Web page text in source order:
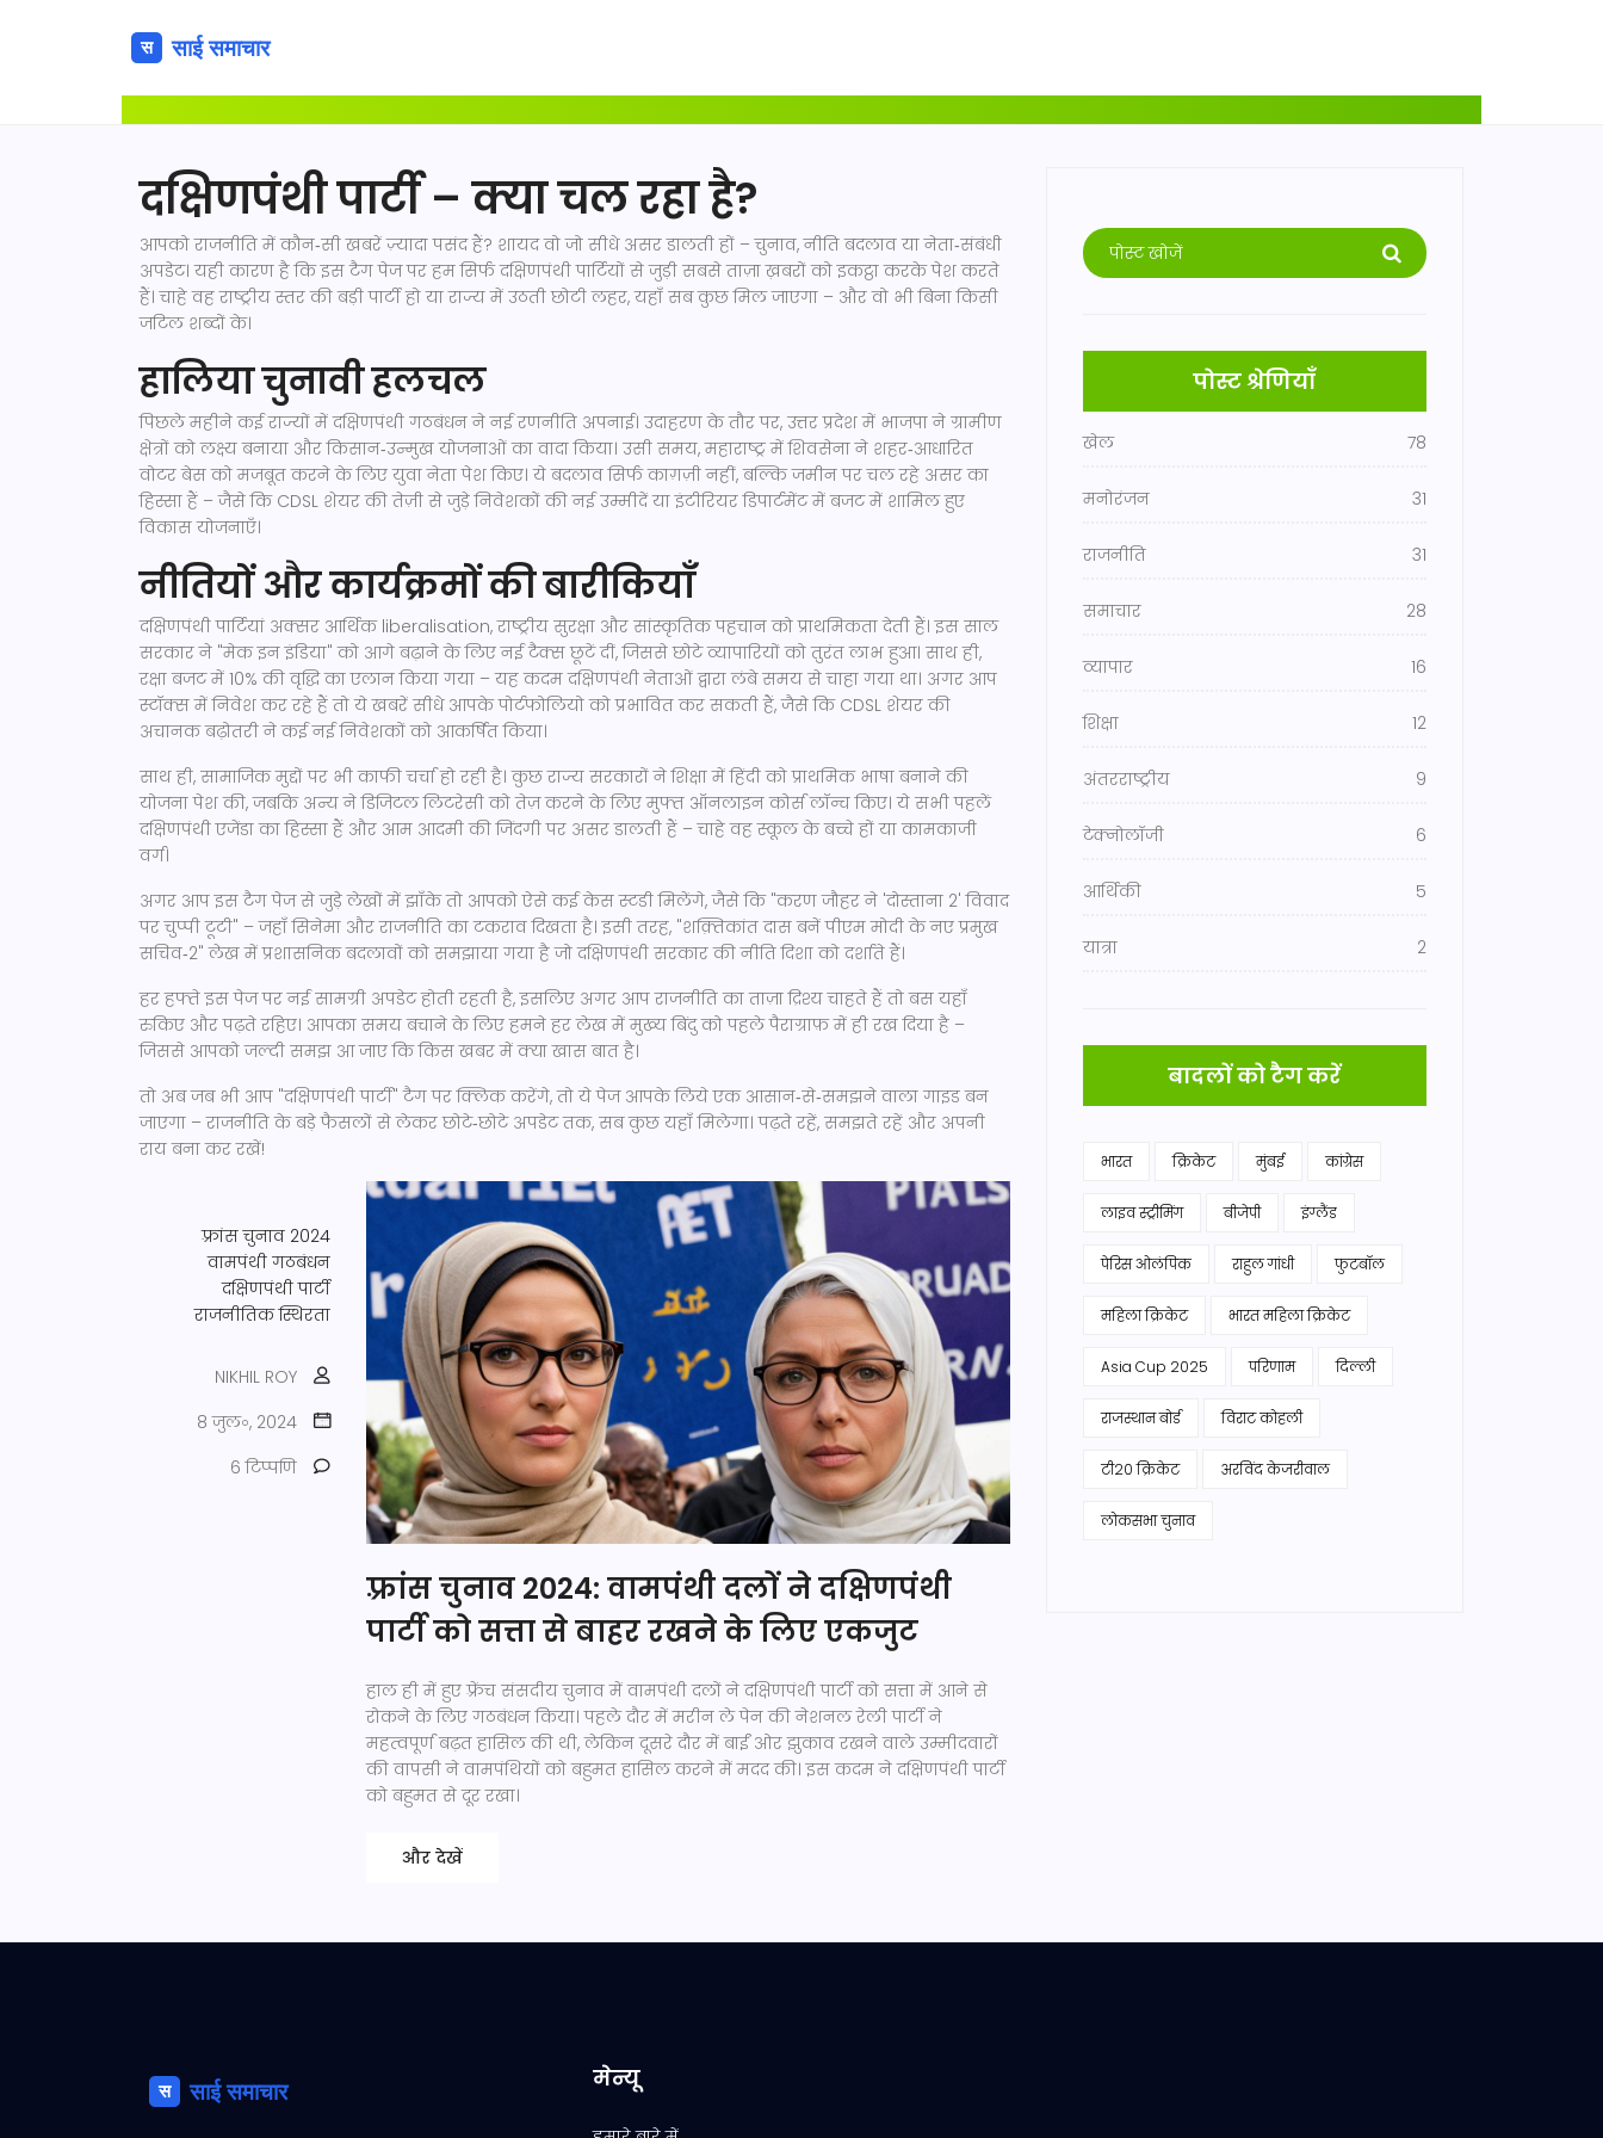
दक्षिणपंथी पार्टी – क्या चल रहा है?
आपको राजनीति में कौन‑सी खबरें ज़्यादा पसंद हैं? शायद वो जो सीधे असर डालती हों – चुनाव, नीति बदलाव या नेता‑संबंधी
अपडेट। यही कारण है कि इस टैग पेज पर हम सिर्फ दक्षिणपंथी पार्टियों से जुड़ी सबसे ताज़ा ख़बरों को इकट्ठा करके पेश करते
हैं। चाहे वह राष्ट्रीय स्तर की बड़ी पार्टी हो या राज्य में उठती छोटी लहर, यहाँ सब कुछ मिल जाएगा – और वो भी बिना किसी
जटिल शब्दों के।
हालिया चुनावी हलचल
पिछले महीने कई राज्यों में दक्षिणपंथी गठबंधन ने नई रणनीति अपनाई। उदाहरण के तौर पर, उत्तर प्रदेश में भाजपा ने ग्रामीण
क्षेत्रों को लक्ष्य बनाया और किसान‑उन्मुख योजनाओं का वादा किया। उसी समय, महाराष्ट्र में शिवसेना ने शहर‑आधारित
वोटर बेस को मजबूत करने के लिए युवा नेता पेश किए। ये बदलाव सिर्फ काग़ज़ी नहीं, बल्कि जमीन पर चल रहे असर का
हिस्सा हैं – जैसे कि CDSL शेयर की तेज़ी से जुड़े निवेशकों की नई उम्मीदें या इंटीरियर डिपार्टमेंट में बजट में शामिल हुए
विकास योजनाएँ।
नीतियों और कार्यक्रमों की बारीकियाँ
दक्षिणपंथी पार्टियां अक्सर आर्थिक liberalisation, राष्ट्रीय सुरक्षा और सांस्कृतिक पहचान को प्राथमिकता देती हैं। इस साल
सरकार ने "मेक इन इंडिया" को आगे बढ़ाने के लिए नई टैक्स छूटें दीं, जिससे छोटे व्यापारियों को तुरंत लाभ हुआ। साथ ही,
रक्षा बजट में 10% की वृद्धि का एलान किया गया – यह कदम दक्षिणपंथी नेताओं द्वारा लंबे समय से चाहा गया था। अगर आप
स्टॉक्स में निवेश कर रहे हैं तो ये खबरें सीधे आपके पोर्टफोलियो को प्रभावित कर सकती हैं, जैसे कि CDSL शेयर की
अचानक बढ़ोतरी ने कई नई निवेशकों को आकर्षित किया।
साथ ही, सामाजिक मुद्दों पर भी काफी चर्चा हो रही है। कुछ राज्य सरकारों ने शिक्षा में हिंदी को प्राथमिक भाषा बनाने की
योजना पेश की, जबकि अन्य ने डिजिटल लिटरेसी को तेज़ करने के लिए मुफ्त ऑनलाइन कोर्स लॉन्च किए। ये सभी पहलें
दक्षिणपंथी एजेंडा का हिस्सा हैं और आम आदमी की जिंदगी पर असर डालती हैं – चाहे वह स्कूल के बच्चे हों या कामकाजी
वर्ग।
अगर आप इस टैग पेज से जुड़े लेखों में झाँके तो आपको ऐसे कई केस स्टडी मिलेंगे, जैसे कि "करण जौहर ने 'दोस्ताना 2' विवाद
पर चुप्पी टूटी" – जहाँ सिनेमा और राजनीति का टकराव दिखता है। इसी तरह, "शक़्तिकांत दास बनें पीएम मोदी के नए प्रमुख
सचिव‑2" लेख में प्रशासनिक बदलावों को समझाया गया है जो दक्षिणपंथी सरकार की नीति दिशा को दर्शाते हैं।
हर हफ्ते इस पेज पर नई सामग्री अपडेट होती रहती है, इसलिए अगर आप राजनीति का ताज़ा द्रिश्य चाहते हैं तो बस यहाँ
रुकिए और पढ़ते रहिए। आपका समय बचाने के लिए हमने हर लेख में मुख्य बिंदु को पहले पैराग्राफ़ में ही रख दिया है –
जिससे आपको जल्दी समझ आ जाए कि किस खबर में क्या खास बात है।
तो अब जब भी आप "दक्षिणपंथी पार्टी" टैग पर क्लिक करेंगे, तो ये पेज आपके लिये एक आसान‑से‑समझने वाला गाइड बन
जाएगा – राजनीति के बड़े फैसलों से लेकर छोटे‑छोटे अपडेट तक, सब कुछ यहाँ मिलेगा। पढ़ते रहें, समझते रहें और अपनी
राय बना कर रखें!
फ़्रांस चुनाव 2024
वामपंथी गठबंधन
दक्षिणपंथी पार्टी
राजनीतिक स्थिरता
NIKHIL ROY
8 जुल॰, 2024
6 टिप्पणि
फ़्रांस चुनाव 2024: वामपंथी दलों ने दक्षिणपंथी
पार्टी को सत्ता से बाहर रखने के लिए एकजुट
हाल ही में हुए फ़्रेंच संसदीय चुनाव में वामपंथी दलों ने दक्षिणपंथी पार्टी को सत्ता में आने से
रोकने के लिए गठबंधन किया। पहले दौर में मरीन ले पेन की नेशनल रेली पार्टी ने
महत्वपूर्ण बढ़त हासिल की थी, लेकिन दूसरे दौर में बाईं ओर झुकाव रखने वाले उम्मीदवारों
की वापसी ने वामपंथियों को बहुमत हासिल करने में मदद की। इस कदम ने दक्षिणपंथी पार्टी
को बहुमत से दूर रखा।
और देखें
पोस्ट श्रेणियाँ
खेल 78
मनोरंजन 31
राजनीति 31
समाचार 28
व्यापार 16
शिक्षा 12
अंतरराष्ट्रीय 9
टेक्नोलॉजी 6
आर्थिकी 5
यात्रा 2
बादलों को टैग करें
भारत क्रिकेट मुंबई कांग्रेस
लाइव स्ट्रीमिंग बीजेपी इंग्लैंड
पेरिस ओलंपिक राहुल गांधी फुटबॉल
महिला क्रिकेट भारत महिला क्रिकेट
Asia Cup 2025 परिणाम दिल्ली
राजस्थान बोर्ड विराट कोहली
टी20 क्रिकेट अरविंद केजरीवाल
लोकसभा चुनाव
मेन्यू